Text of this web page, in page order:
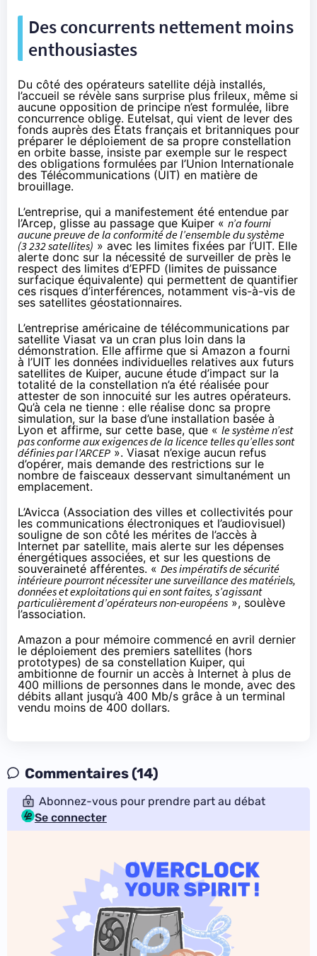
Des concurrents nettement moins
enthousiastes
Du côté des opérateurs satellite déjà installés,
l’accueil se révèle sans surprise plus frileux, même si
aucune opposition de principe n’est formulée, libre
concurrence oblige. Eutelsat, qui vient de lever des
fonds auprès des États français et britanniques pour
préparer le déploiement de sa propre constellation
en orbite basse, insiste par exemple sur le respect
des obligations formulées par l’Union Internationale
des Télécommunications (UIT) en matière de
brouillage.
L’entreprise, qui a manifestement été entendue par
l’Arcep, glisse au passage que Kuiper « n’a fourni
aucune preuve de la conformité de l’ensemble du système
(3 232 satellites) » avec les limites fixées par l’UIT. Elle
alerte donc sur la nécessité de surveiller de près le
respect des limites d’EPFD (limites de puissance
surfacique équivalente) qui permettent de quantifier
ces risques d’interférences, notamment vis-à-vis de
ses satellites géostationnaires.
L’entreprise américaine de télécommunications par
satellite Viasat va un cran plus loin dans la
démonstration. Elle affirme que si Amazon a fourni
à l’UIT les données individuelles relatives aux futurs
satellites de Kuiper, aucune étude d’impact sur la
totalité de la constellation n’a été réalisée pour
attester de son innocuité sur les autres opérateurs.
Qu’à cela ne tienne : elle réalise donc sa propre
simulation, sur la base d’une installation basée à
Lyon et affirme, sur cette base, que « le système n’est
pas conforme aux exigences de la licence telles qu’elles sont
définies par l’ARCEP ». Viasat n’exige aucun refus
d’opérer, mais demande des restrictions sur le
nombre de faisceaux desservant simultanément un
emplacement.
L’Avicca (Association des villes et collectivités pour
les communications électroniques et l’audiovisuel)
souligne de son côté les mérites de l’accès à
Internet par satellite, mais alerte sur les dépenses
énergétiques associées, et sur les questions de
souveraineté afférentes. « Des impératifs de sécurité
intérieure pourront nécessiter une surveillance des matériels,
données et exploitations qui en sont faites, s’agissant
particulièrement d’opérateurs non-européens», soulève
l’association.
Amazon a pour mémoire commencé en avril dernier
le déploiement des premiers satellites (hors
prototypes) de sa constellation Kuiper, qui
ambitionne de fournir un accès à Internet à plus de
400 millions de personnes dans le monde, avec des
débits allant jusqu’à 400 Mb/s grâce à un terminal
vendu moins de 400 dollars.
Commentaires (14)
Abonnez-vous pour prendre part au débat
Se connecter